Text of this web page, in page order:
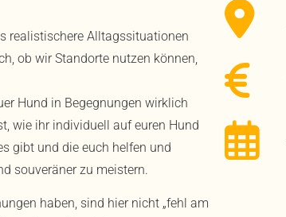
realistischere Alltagssituationen
ob wir Standorte nutzen können,
Hund in Begegnungen wirklich
wie ihr individuell auf euren Hund
gibt und die euch helfen und
souveräner zu meistern.
haben, sind hier nicht „fehl am